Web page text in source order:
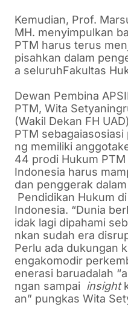
Kemudian, Prof.
MH. menyimpulkan
PTM harus terus
pisahkan dalam
a seluruhFakultas
Dewan Pembina
PTM, Wita
(Wakil Dekan FH UAD)
PTM sebagaiasosiasi
ng memiliki anggota
44 prodi Hukum
Indonesia harus
dan penggerak dalam
Pendidikan Hukum di
Indonesia. “Dunia
idak lagi dipahami
nkan sudah era
Perlu ada dukungan
engakomodir
enerasi baruadalah “
ngan sampai insight
an” pungkas Wita